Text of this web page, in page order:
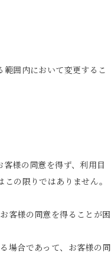
囲内において変更するこ
様の同意を得ず、利用目
の限りではありません。
客様の同意を得ることが困
場合であって、お客様の同